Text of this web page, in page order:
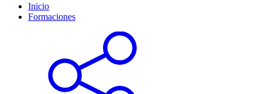
Inicio
Formaciones